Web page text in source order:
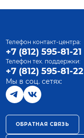
Телефон контакт-центра:
+7 (812) 595-81-21
Телефон тех. поддержки:
+7 (812) 595-81-22
Мы в соц. сетях:
ОБРАТНАЯ СВЯЗЬ